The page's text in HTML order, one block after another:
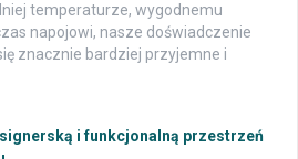
temperaturze, wygodnemu
napojowi, nasze doświadczenie
znacznie bardziej przyjemne i
i funkcjonalną przestrzeń